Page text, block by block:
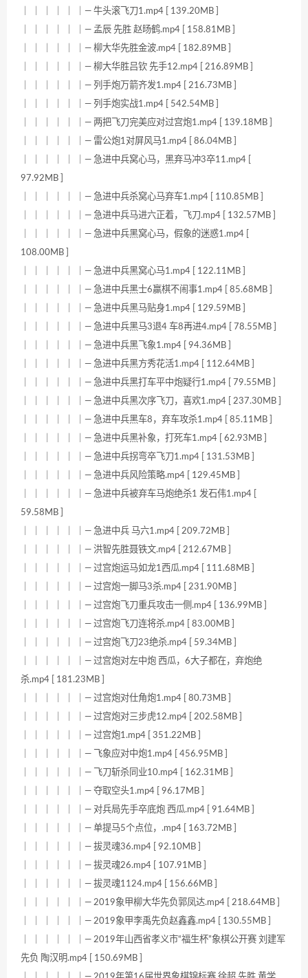
｜ ｜ ｜ ｜ ｜ ｜— 牛头滚飞刀1.mp4 [ 139.20MB ]
｜ ｜ ｜ ｜ ｜ ｜— 孟辰 先胜 赵旸鹤.mp4 [ 158.81MB ]
｜ ｜ ｜ ｜ ｜ ｜— 柳大华先胜金波.mp4 [ 182.89MB ]
｜ ｜ ｜ ｜ ｜ ｜— 柳大华胜吕钦 先手12.mp4 [ 216.89MB ]
｜ ｜ ｜ ｜ ｜ ｜— 列手炮万箭齐发1.mp4 [ 216.73MB ]
｜ ｜ ｜ ｜ ｜ ｜— 列手炮实战1.mp4 [ 542.54MB ]
｜ ｜ ｜ ｜ ｜ ｜— 两把飞刀完美应对过宫炮1.mp4 [ 139.18MB ]
｜ ｜ ｜ ｜ ｜ ｜— 雷公炮1对屏风马1.mp4 [ 86.04MB ]
｜ ｜ ｜ ｜ ｜ ｜— 急进中兵窝心马，黑弃马冲3卒11.mp4 [
97.92MB ]
｜ ｜ ｜ ｜ ｜ ｜— 急进中兵杀窝心马弃车1.mp4 [ 110.85MB ]
｜ ｜ ｜ ｜ ｜ ｜— 急进中兵马进六正着，飞刀.mp4 [ 132.57MB ]
｜ ｜ ｜ ｜ ｜ ｜— 急进中兵黑窝心马，假象的迷惑1.mp4 [
108.00MB ]
｜ ｜ ｜ ｜ ｜ ｜— 急进中兵黑窝心马1.mp4 [ 122.11MB ]
｜ ｜ ｜ ｜ ｜ ｜— 急进中兵黑士6赢棋不闹事1.mp4 [ 85.68MB ]
｜ ｜ ｜ ｜ ｜ ｜— 急进中兵黑马贴身1.mp4 [ 129.59MB ]
｜ ｜ ｜ ｜ ｜ ｜— 急进中兵黑马3退4 车8再进4.mp4 [ 78.55MB ]
｜ ｜ ｜ ｜ ｜ ｜— 急进中兵黑飞象1.mp4 [ 94.36MB ]
｜ ｜ ｜ ｜ ｜ ｜— 急进中兵黑方秀花活1.mp4 [ 112.64MB ]
｜ ｜ ｜ ｜ ｜ ｜— 急进中兵黑打车平中炮疑行1.mp4 [ 79.55MB ]
｜ ｜ ｜ ｜ ｜ ｜— 急进中兵黑次序飞刀，喜欢1.mp4 [ 237.30MB ]
｜ ｜ ｜ ｜ ｜ ｜— 急进中兵黑车8，弃车攻杀1.mp4 [ 85.11MB ]
｜ ｜ ｜ ｜ ｜ ｜— 急进中兵黑补象，打死车1.mp4 [ 62.93MB ]
｜ ｜ ｜ ｜ ｜ ｜— 急进中兵拐弯卒飞刀1.mp4 [ 131.53MB ]
｜ ｜ ｜ ｜ ｜ ｜— 急进中兵风险策略.mp4 [ 129.45MB ]
｜ ｜ ｜ ｜ ｜ ｜— 急进中兵被弃车马炮绝杀1 发石伟1.mp4 [
59.58MB ]
｜ ｜ ｜ ｜ ｜ ｜— 急进中兵 马六1.mp4 [ 209.72MB ]
｜ ｜ ｜ ｜ ｜ ｜— 洪智先胜聂铁文.mp4 [ 212.67MB ]
｜ ｜ ｜ ｜ ｜ ｜— 过宫炮运马如龙1西瓜.mp4 [ 111.68MB ]
｜ ｜ ｜ ｜ ｜ ｜— 过宫炮一脚马3杀.mp4 [ 231.90MB ]
｜ ｜ ｜ ｜ ｜ ｜— 过宫炮飞刀重兵攻击一侧.mp4 [ 136.99MB ]
｜ ｜ ｜ ｜ ｜ ｜— 过宫炮飞刀连将杀.mp4 [ 83.00MB ]
｜ ｜ ｜ ｜ ｜ ｜— 过宫炮飞刀23绝杀.mp4 [ 59.34MB ]
｜ ｜ ｜ ｜ ｜ ｜— 过宫炮对左中炮 西瓜，6大子都在，弃炮绝
杀.mp4 [ 181.23MB ]
｜ ｜ ｜ ｜ ｜ ｜— 过宫炮对仕角炮1.mp4 [ 80.73MB ]
｜ ｜ ｜ ｜ ｜ ｜— 过宫炮对三步虎12.mp4 [ 202.58MB ]
｜ ｜ ｜ ｜ ｜ ｜— 过宫炮1.mp4 [ 351.22MB ]
｜ ｜ ｜ ｜ ｜ ｜— 飞象应对中炮1.mp4 [ 456.95MB ]
｜ ｜ ｜ ｜ ｜ ｜— 飞刀斩杀同业10.mp4 [ 162.31MB ]
｜ ｜ ｜ ｜ ｜ ｜— 夺取空头1.mp4 [ 96.17MB ]
｜ ｜ ｜ ｜ ｜ ｜— 对兵局先手卒底炮 西瓜.mp4 [ 91.64MB ]
｜ ｜ ｜ ｜ ｜ ｜— 单提马5个点位，.mp4 [ 163.72MB ]
｜ ｜ ｜ ｜ ｜ ｜— 拔灵魂36.mp4 [ 92.10MB ]
｜ ｜ ｜ ｜ ｜ ｜— 拔灵魂26.mp4 [ 107.91MB ]
｜ ｜ ｜ ｜ ｜ ｜— 拔灵魂1124.mp4 [ 156.66MB ]
｜ ｜ ｜ ｜ ｜ ｜— 2019象甲柳大华先负郭凤达.mp4 [ 218.64MB ]
｜ ｜ ｜ ｜ ｜ ｜— 2019象甲李禹先负赵鑫鑫.mp4 [ 130.55MB ]
｜ ｜ ｜ ｜ ｜ ｜— 2019年山西省孝义市“福生杯”象棋公开赛 刘建军
先负 陶汉明.mp4 [ 150.69MB ]